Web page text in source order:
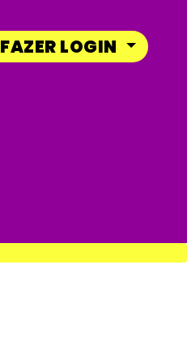
FAZER LOGIN